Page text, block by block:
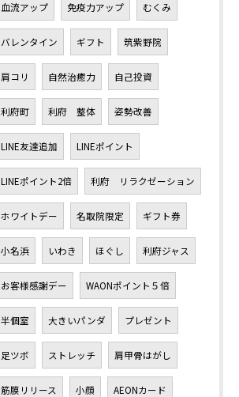
血流アップ 免疫力アップ むくみ
バレンタイン ギフト 筑紫野院
肩コリ 自然治癒力 自己投資
利府町 利府 整体 姿勢改善
LINE友達追加 LINEポイント
LINEポイント2倍 利府 リラクゼーション
ホワイトデー 名取院限定 ギフト券
小名浜 いわき ほぐし 利府ジャス
お客様感謝デー WAONポイント５倍
半個室 大きいパンダ プレゼント
足ツボ ストレッチ 肩甲骨はがし
筋膜リリース 小顔 AEONカード